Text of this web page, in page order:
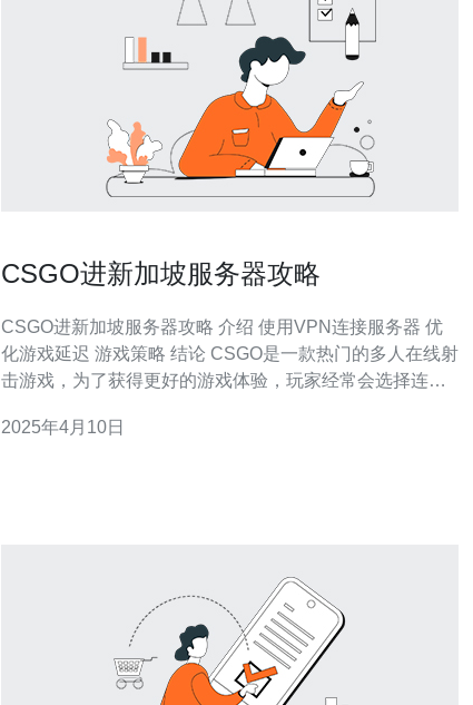
CSGO进新加坡服务器攻略
CSGO进新加坡服务器攻略 介绍 使用VPN连接服务器 优
化游戏延迟 游戏策略 结论 CSGO是一款热门的多人在线射
击游戏，为了获得更好的游戏体验，玩家经常会选择连接
网络连接和较低的延迟而受到许多玩家的青睐。本文将提
2025年4月10日